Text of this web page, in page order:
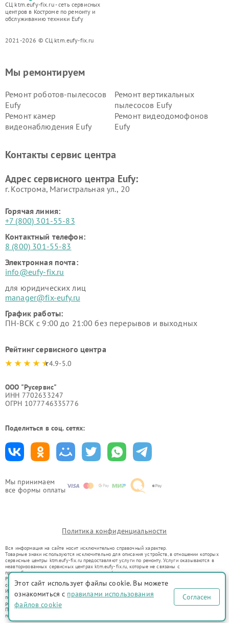
СЦ ktm.eufy-fix.ru - сеть сервисных
центров в Костроме по ремонту и
обслуживанию техники Eufy
2021-2026 © СЦ ktm.eufy-fix.ru
Мы принимаем
все формы оплаты
Мы ремонтируем
Ремонт роботов-пылесосов
Eufy
Ремонт вертикальных
пылесосов Eufy
Ремонт камер
видеонаблюдения Eufy
Ремонт видеодомофонов
Eufy
Контакты сервис центра
Адрес сервисного центра Eufy:
г. Кострома, Магистральная ул., 20
Горячая линия:
+7 (800) 301-55-83
Контактный телефон:
8 (800) 301-55-83
Электронная почта:
info@eufy-fix.ru
для юридических лиц
manager@fix-eufy.ru
График работы:
ПН-ВСК с 9:00 до 21:00 без перерывов и выходных
Рейтинг сервисного центра
4.9-5.0
ООО "Русервис"
ИНН 7702633247
ОГРН 1077746335776
Поделиться в соц. сетях:
Политика конфиденциальности
Вся информация на сайте носит исключительно справочный характер.
Товарные знаки используются исключительно для описания устройств, в отношении которых
сервисные центры ktm.eufy-fix.ru предоставляют услуги по ремонту. Услуги оказываются в
неавторизованных сервисных центрах ktm.eufy-fix.ru, которые не связаны с
правообладателями товарных знаков или их официальными представителями.
Ремонт осуществляется для устройств, уже введенных в гражданский оборот в соответствии
со статьей 1487 ГК РФ.
Использование товарных знаков не преследует цели индивидуализации услуг или введения
потребителей в заблуждение, а служит для информирования о предоставляемых услугах по
ремонту техники указанных брендов.
Представленная на сайте информация не является публичной офертой, определяемой
положениями Статьи 437(2) Гражданского кодекса РФ
Этот сайт использует файлы cookie. Вы можете
ознакомиться с правилами использования
файлов cookie
Согласен